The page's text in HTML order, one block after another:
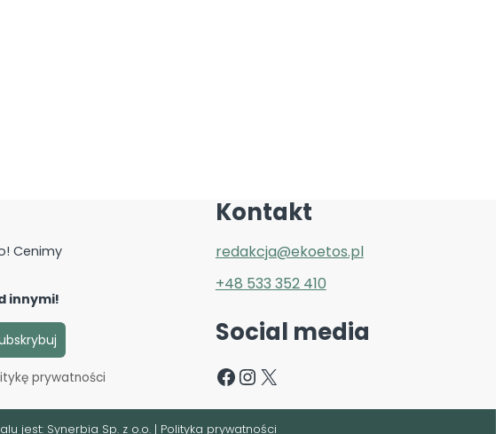
Cenimy
innymi!
prywatności
Kontakt
redakcja@ekoetos.pl
+48 533 352 410
Social media
Facebook
Instagram
X
jest: Synerbia Sp. z o.o. | Polityka prywatności